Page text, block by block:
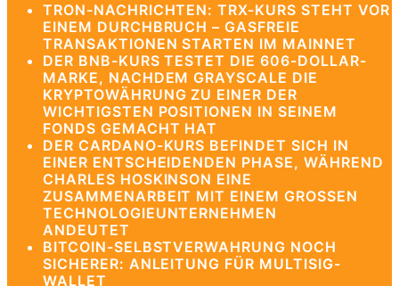
TRON-NACHRICHTEN: TRX-KURS STEHT VOR
EINEM DURCHBRUCH – GASFREIE
TRANSAKTIONEN STARTEN IM MAINNET
DER BNB-KURS TESTET DIE 606-DOLLAR-
MARKE, NACHDEM GRAYSCALE DIE
KRYPTOWÄHRUNG ZU EINER DER
WICHTIGSTEN POSITIONEN IN SEINEM
FONDS GEMACHT HAT
DER CARDANO-KURS BEFINDET SICH IN
EINER ENTSCHEIDENDEN PHASE, WÄHREND
CHARLES HOSKINSON EINE
ZUSAMMENARBEIT MIT EINEM GROSSEN T
ECHNOLOGIEUNTERNEHMEN A
NDEUTET
BITCOIN-SELBSTVERWAHRUNG NOCH
SICHERER: ANLEITUNG FÜR MULTISIG-
WALLET